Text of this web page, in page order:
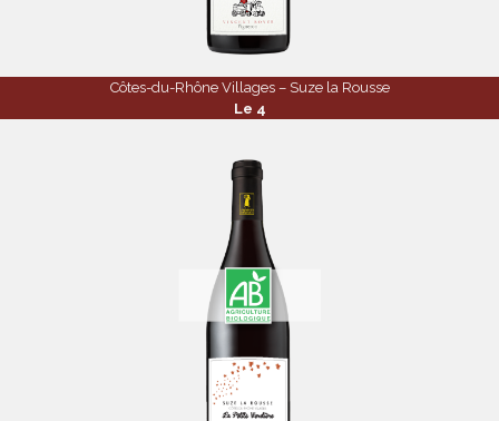
Côtes-du-Rhône Villages – Suze la Rousse
Le 4